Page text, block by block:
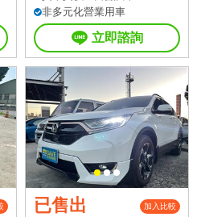
非多元化營業用車
立即諮詢
已售出 加入比較